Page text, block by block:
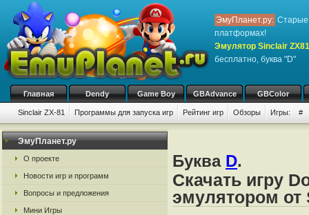
ЭмуПланет.ру: Старые
платформах!
Эмулятор Sinclair ZX81
бесплатно, буква "D"
Главная Dendy Game Boy GBAdvance GBColor
Sinclair ZX-81 Программы для запуска игр Рейтинг игр Обзоры Игры: #
ЭмуПланет.ру
О проекте
Новости игр и программ
Вопросы и предложения
Мини Игры
Буква D.
Скачать игру
эмулятором от